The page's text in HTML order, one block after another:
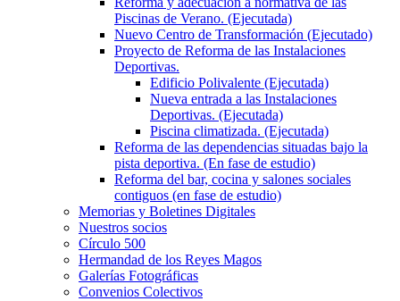
Piscinas de Verano. (Ejecutada)
Nuevo Centro de Transformación (Ejecutado)
Proyecto de Reforma de las Instalaciones
Deportivas.
Edificio Polivalente (Ejecutada)
Nueva entrada a las Instalaciones
Deportivas. (Ejecutada)
Piscina climatizada. (Ejecutada)
Reforma de las dependencias situadas bajo la
pista deportiva. (En fase de estudio)
Reforma del bar, cocina y salones sociales
contiguos (en fase de estudio)
Memorias y Boletines Digitales
Nuestros socios
Círculo 500
Hermandad de los Reyes Magos
Galerías Fotográficas
Convenios Colectivos